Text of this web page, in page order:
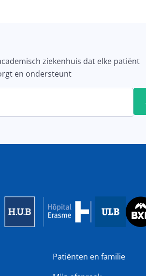
ziekenhuis dat elke patiënt
en ondersteunt
Image
Patiënten en familie